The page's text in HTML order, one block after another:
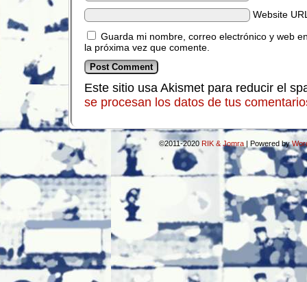
Website
Guarda mi nombre, correo electrónico y web
la próxima vez que comente.
Este sitio usa Akismet para reducir el
se procesan los datos de tus
©2011-2020 RIK & Jomra | Powered by